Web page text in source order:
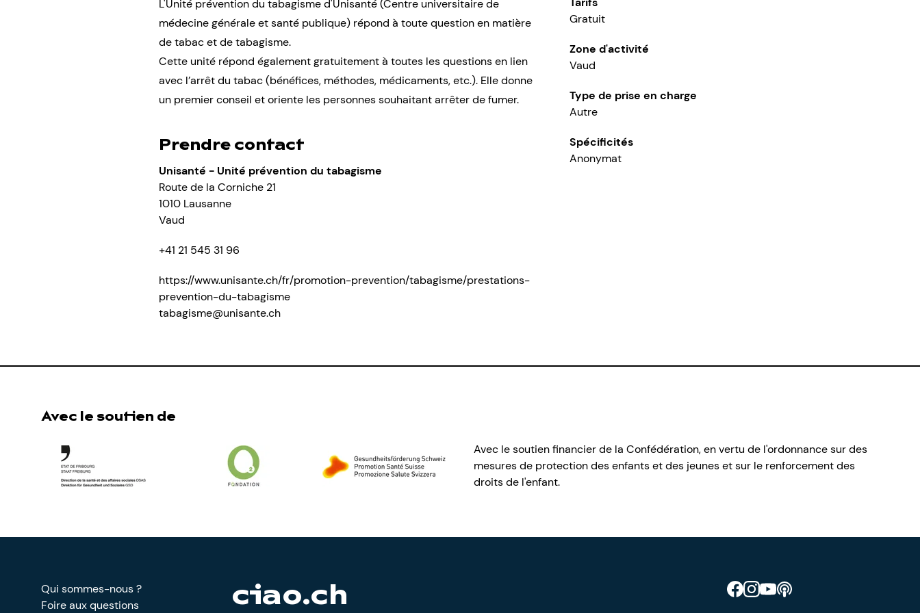
L'Unité prévention du tabagisme d'Unisanté (Centre universitaire de
médecine générale et santé publique) répond à toute question en matière
de tabac et de tabagisme.
Cette unité répond également gratuitement à toutes les questions en lien
avec l’arrêt du tabac (bénéfices, méthodes, médicaments, etc.). Elle donne
un premier conseil et oriente les personnes souhaitant arrêter de fumer.
Prendre contact
Unisanté - Unité prévention du tabagisme
Route de la Corniche 21
1010 Lausanne
Vaud
+41 21 545 31 96
https://www.unisante.ch/fr/promotion-prevention/tabagisme/prestations-
prevention-du-tabagisme
tabagisme@unisante.ch
Gratuit
Zone d'activité
Vaud
Type de prise en charge
Autre
Spécificités
Anonymat
Avec le soutien de
Avec le soutien financier de la Confédération, en vertu de l'ordonnance sur des
mesures de protection des enfants et des jeunes et sur le renforcement des
droits de l'enfant.
Retrouve CIAO sur Facebook
Retrouve CIAO sur Instagram
Retrouve CIAO sur YouTube
Découvre notre podcast
Qui sommes-nous ?
Foire aux questions
ciao.ch